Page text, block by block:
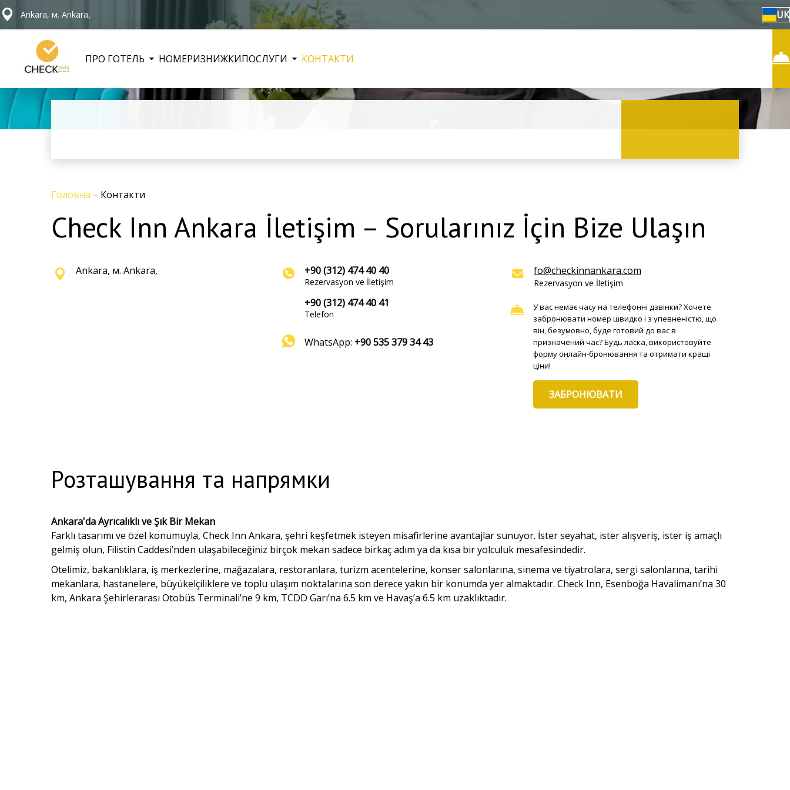
Ankara, м. Ankara, UK
ПРО ГОТЕЛЬ НОМЕРИЗНИЖКИПОСЛУГИ КОНТАКТИ
Головна – Контакти
Check Inn Ankara İletişim – Sorularınız İçin Bize Ulaşın
Ankara, м. Ankara, +90 (312) 474 40 40
Rezervasyon ve İletişim
+90 (312) 474 40 41
Telefon
WhatsApp: +90 535 379 34 43
fo@checkinnankara.com
Rezervasyon ve İletişim
У вас немає часу на телефонні дзвінки? Хочете
забронювати номер швидко і з упевненістю, що
він, безумовно, буде готовий до вас в
призначений час? Будь ласка, використовуйте
форму онлайн-бронювання та отримати кращі
ціни!
ЗАБРОНЮВАТИ
Розташування та напрямки
Ankara'da Ayrıcalıklı ve Şık Bir Mekan
Farklı tasarımı ve özel konumuyla, Check Inn Ankara, şehri keşfetmek isteyen misafirlerine avantajlar sunuyor. İster seyahat, ister alışveriş, ister iş amaçlı
gelmiş olun, Filistin Caddesi’nden ulaşabileceğiniz birçok mekan sadece birkaç adım ya da kısa bir yolculuk mesafesindedir.
Otelimiz, bakanlıklara, iş merkezlerine, mağazalara, restoranlara, turizm acentelerine, konser salonlarına, sinema ve tiyatrolara, sergi salonlarına, tarihi
mekanlara, hastanelere, büyükelçiliklere ve toplu ulaşım noktalarına son derece yakın bir konumda yer almaktadır. Check Inn, Esenboğa Havalimanı’na 30
km, Ankara Şehirlerarası Otobüs Terminali’ne 9 km, TCDD Garı’na 6.5 km ve Havaş’a 6.5 km uzaklıktadır.